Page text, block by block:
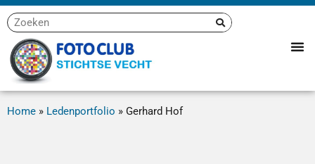
Home » Ledenportfolio » Gerhard Hof